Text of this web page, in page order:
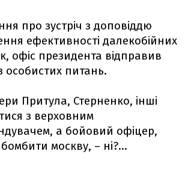
про зустріч з доповіддю
ефективності далекобійних
офіс президента відправив
особистих питань.
Притула, Стерненко, інші
з верховним
а бойовий офіцер,
москву, – ні?...